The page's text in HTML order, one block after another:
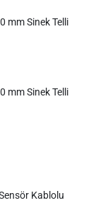
mm Sinek Telli
mm Sinek Telli
Kablolu